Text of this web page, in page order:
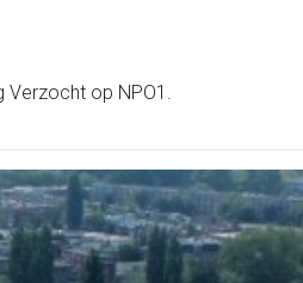
Verzocht op NPO1.